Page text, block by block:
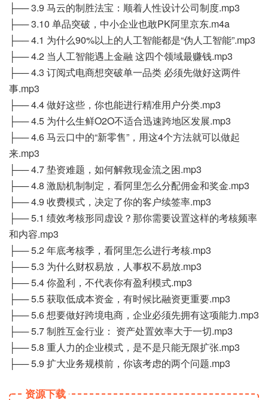
├── 3.9 马云的制胜法宝：顺着人性设计公司制度.mp3
├── 3.10 单品突破，中小企业也敢PK阿里京东.m4a
├── 4.1 为什么90%以上的人工智能都是“伪人工智能”.mp3
├── 4.2 当人工智能遇上金融 这四个领域最赚钱.mp3
├── 4.3 订阅式电商想突破单一品类 必须先做好这两件
事.mp3
├── 4.4 做好这些，你也能进行精准用户分类.mp3
├── 4.5 为什么生鲜O2O不适合迅速跨地区发展.mp3
├── 4.6 马云口中的“新零售”，用这4个方法就可以做起
来.mp3
├── 4.7 垫资难题，如何解救现金流之困.mp3
├── 4.8 激励机制制定，看阿里怎么分配佣金和奖金.mp3
├── 4.9 收费模式，决定了你的客户续签率.mp3
├── 5.1 绩效考核形同虚设？那你需要设置这样的考核频率
和内容.mp3
├── 5.2 年底考核季，看阿里怎么进行考核.mp3
├── 5.3 为什么财权易放，人事权不易放.mp3
├── 5.4 你盈利，不代表你有盈利模式.mp3
├── 5.5 获取低成本资金，有时候比融资更重要.mp3
├── 5.6 想要做好跨境电商，企业必须先拥有这项能力.mp3
├── 5.7 制胜互金行业： 资产处置效率大于一切.mp3
├── 5.8 重人力的企业模式，是不是只能无限扩张.mp3
├── 5.9 扩大业务规模前，你该考虑的两个问题.mp3
资源下载